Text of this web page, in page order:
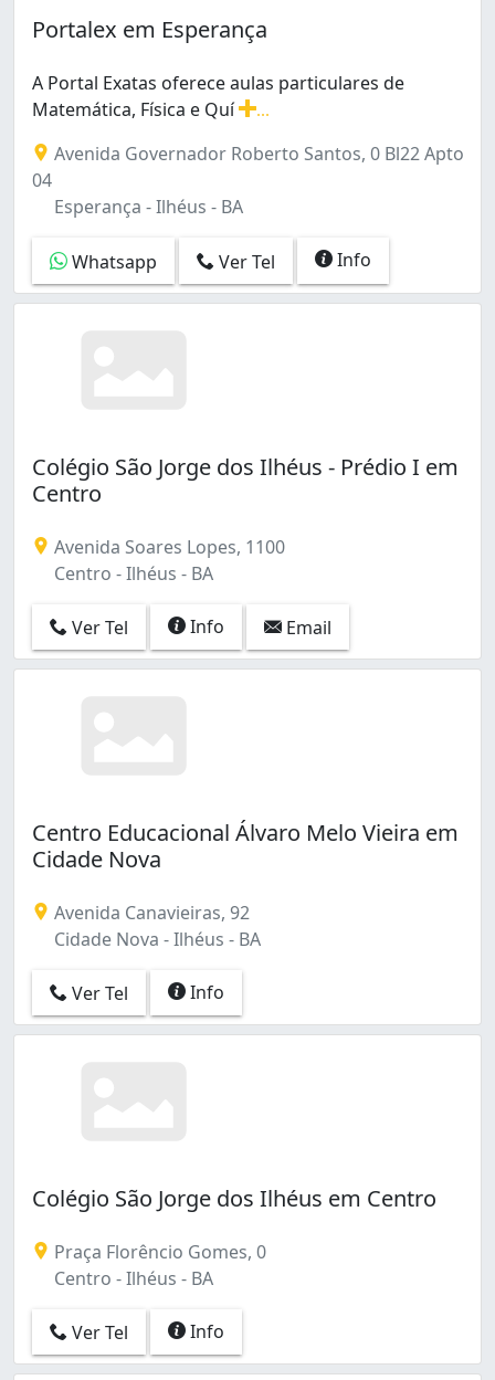
Portalex em Esperança
A Portal Exatas oferece aulas particulares de
Matemática, Física e Quí
Avenida Governador Roberto Santos, 0 Bl22 Apto
04
Esperança - Ilhéus - BA
Whatsapp Ver Tel Info
Colégio São Jorge dos Ilhéus - Prédio I em
Centro
Avenida Soares Lopes, 1100
Centro - Ilhéus - BA
Ver Tel Info Email
Centro Educacional Álvaro Melo Vieira em
Cidade Nova
Avenida Canavieiras, 92
Cidade Nova - Ilhéus - BA
Ver Tel Info
Colégio São Jorge dos Ilhéus em Centro
Praça Florêncio Gomes, 0
Centro - Ilhéus - BA
Ver Tel Info